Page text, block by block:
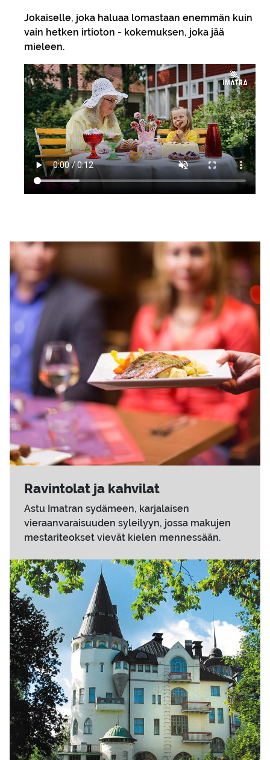
Jokaiselle, joka haluaa lomastaan enemmän kuin
vain hetken irtioton - kokemuksen, joka jää
mieleen.
Video
file
Ra­vin­to­lat ja kah­vi­lat
Astu Imatran sydämeen, karjalaisen
vieraanvaraisuuden syleilyyn, jossa makujen
mestariteokset vievät kielen mennessään.